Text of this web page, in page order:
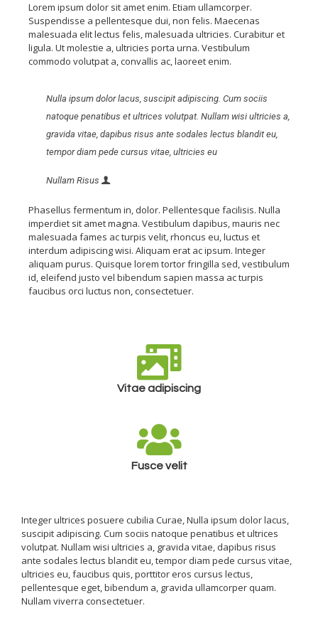
Lorem ipsum dolor sit amet enim. Etiam ullamcorper.
Suspendisse a pellentesque dui, non felis. Maecenas
malesuada elit lectus felis, malesuada ultricies. Curabitur et
ligula. Ut molestie a, ultricies porta urna. Vestibulum
commodo volutpat a, convallis ac, laoreet enim.
Nulla ipsum dolor lacus, suscipit adipiscing. Cum sociis
natoque penatibus et ultrices volutpat. Nullam wisi ultricies a,
gravida vitae, dapibus risus ante sodales lectus blandit eu,
tempor diam pede cursus vitae, ultricies eu
Nullam Risus
Phasellus fermentum in, dolor. Pellentesque facilisis. Nulla
imperdiet sit amet magna. Vestibulum dapibus, mauris nec
malesuada fames ac turpis velit, rhoncus eu, luctus et
interdum adipiscing wisi. Aliquam erat ac ipsum. Integer
aliquam purus. Quisque lorem tortor fringilla sed, vestibulum
id, eleifend justo vel bibendum sapien massa ac turpis
faucibus orci luctus non, consectetuer.
Vitae adipiscing
Fusce velit
Integer ultrices posuere cubilia Curae, Nulla ipsum dolor lacus,
suscipit adipiscing. Cum sociis natoque penatibus et ultrices
volutpat. Nullam wisi ultricies a, gravida vitae, dapibus risus
ante sodales lectus blandit eu, tempor diam pede cursus vitae,
ultricies eu, faucibus quis, porttitor eros cursus lectus,
pellentesque eget, bibendum a, gravida ullamcorper quam.
Nullam viverra consectetuer.